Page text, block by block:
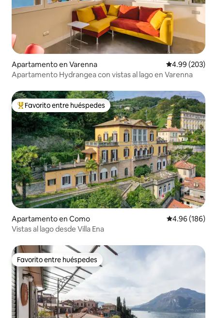
Apartamento en Varenna Calificación
4.99 (203)
Apartamento Hydrangea con vistas al lago en Varenna
Favorito entre huéspedes preferido
Favorito entre huéspedes
Apartamento en Como Calificación
4.96 (186)
Vistas al lago desde Villa Ena
Favorito entre huéspedes
Favorito entre huéspedes